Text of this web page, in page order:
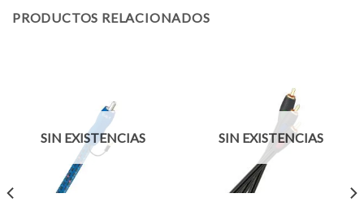
PRODUCTOS RELACIONADOS
SIN EXISTENCIAS SIN EXISTENCIAS